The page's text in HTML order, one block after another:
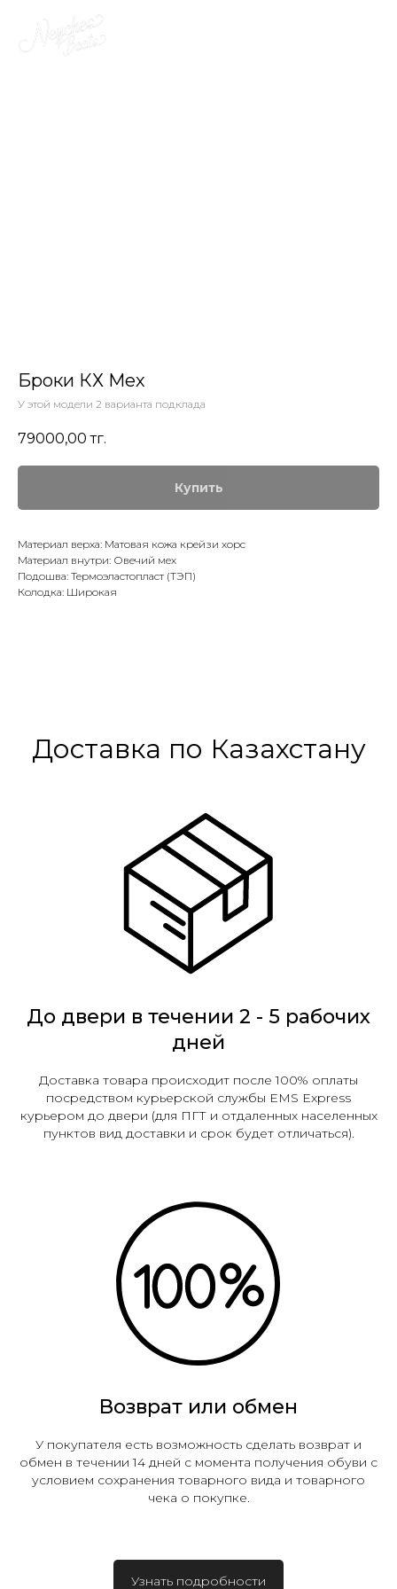
Броки КХ Мех
У этой модели 2 варианта подклада
79000,00 тг.
Купить
Материал верха: Матовая кожа крейзи хорс
Материал внутри: Овечий мех
Подошва: Термоэластопласт (ТЭП)
Колодка: Широкая
Доставка по Казахстану
До двери в течении 2 - 5 рабочих
дней
Доставка товара происходит после 100% оплаты
посредством курьерской службы EMS Express
курьером до двери (для ПГТ и отдаленных населенных
пунктов вид доставки и срок будет отличаться).
Возврат или обмен
У покупателя есть возможность сделать возврат и
обмен в течении 14 дней с момента получения обуви с
условием сохранения товарного вида и товарного
чека о покупке.
Узнать подробности